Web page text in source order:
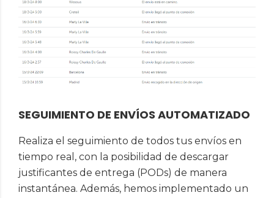
SEGUIMIENTO DE ENVÍOS AUTOMATIZADO
Realiza el seguimiento de todos tus envíos en
tiempo real, con la posibilidad de descargar
justificantes de entrega (PODs) de manera
instantánea. Además, hemos implementado un